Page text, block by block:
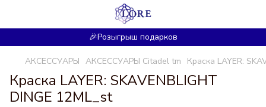
🎉Розыгрыш подарков
АКСЕССУАРЫ АКСЕССУАРЫ Citadel tm Краска LAYER:
Краска LAYER: SKAVENBLIGHT
DINGE 12ML_st